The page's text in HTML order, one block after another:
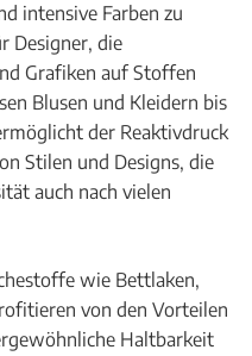
intensive Farben zu
Designer, die
Grafiken auf Stoffen
Blusen und Kleidern bis
der Reaktivdruck
Stilen und Designs, die
auch nach vielen
wie Bettlaken,
von den Vorteilen
Haltbarkeit